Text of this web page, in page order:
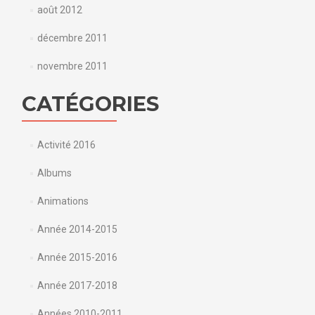
août 2012
décembre 2011
novembre 2011
CATÉGORIES
Activité 2016
Albums
Animations
Année 2014-2015
Année 2015-2016
Année 2017-2018